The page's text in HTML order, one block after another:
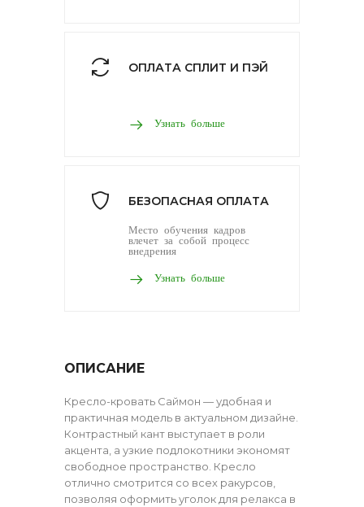
ОПЛАТА СПЛИТ И ПЭЙ
Узнать больше
БЕЗОПАСНАЯ ОПЛАТА
Место обучения кадров
влечет за собой процесс
внедрения
Узнать больше
ОПИСАНИЕ
Кресло-кровать Саймон — удобная и
практичная модель в актуальном дизайне.
Контрастный кант выступает в роли
акцента, а узкие подлокотники экономят
свободное пространство. Кресло
отлично смотрится со всех ракурсов,
позволяя оформить уголок для релакса в